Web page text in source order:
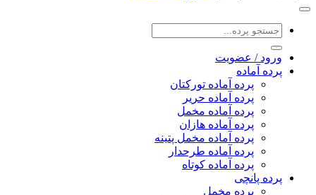
ورود / عضویت
پرده آماده
پرده آماده تورکتان
پرده آماده حریر
پرده آماده مخمل
پرده آماده هازان
پرده آماده مخمل پتینه
پرده آماده طرحدار
پرده آماده کوتاه
پرده پانچی
پرده مخمل